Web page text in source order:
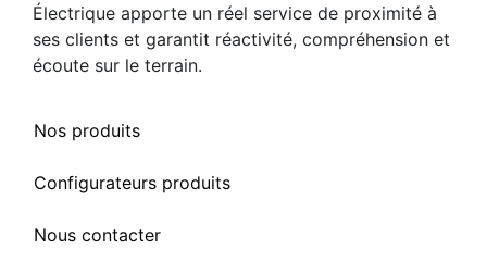
Électrique apporte un réel service de proximité à
ses clients et garantit réactivité, compréhension et
écoute sur le terrain.
Nos produits
Configurateurs produits
Nous contacter